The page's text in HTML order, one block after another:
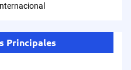
Principales